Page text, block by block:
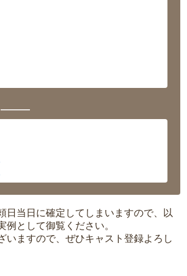
———
日当日に確定してしまいますので、以
例として御覧ください。
いますので、ぜひキャスト登録よろし